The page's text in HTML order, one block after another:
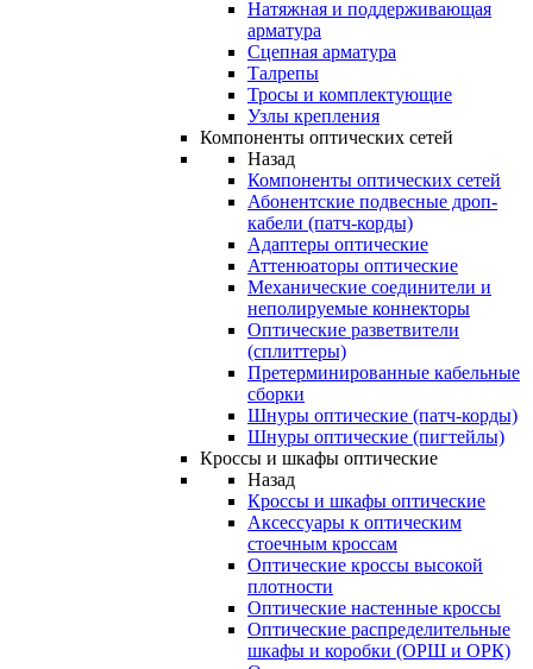
Натяжная и поддерживающая
арматура
Сцепная арматура
Талрепы
Тросы и комплектующие
Узлы крепления
Компоненты оптических сетей
Назад
Компоненты оптических сетей
Абонентские подвесные дроп-
кабели (патч-корды)
Адаптеры оптические
Аттенюаторы оптические
Механические соединители и
неполируемые коннекторы
Оптические разветвители
(сплиттеры)
Претерминированные кабельные
сборки
Шнуры оптические (патч-корды)
Шнуры оптические (пигтейлы)
Кроссы и шкафы оптические
Назад
Кроссы и шкафы оптические
Аксессуары к оптическим
стоечным кроссам
Оптические кроссы высокой
плотности
Оптические настенные кроссы
Оптические распределительные
шкафы и коробки (ОРШ и ОРК)